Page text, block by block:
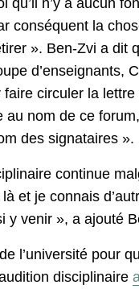
qu’il n’y a aucun
conséquent la
». Ben-Zvi a dit
d’enseignants,
faire circuler la lettre
au nom de ce
des signataires ».
continue
là et je connais
y venir », a ajouté
l’université pour
disciplinaire